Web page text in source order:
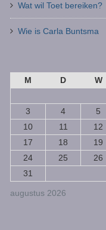
Wat wil Toet bereiken?
Wie is Carla Buntsma
augustus 2026
M D W
3
4 5
10
11 12
17
18 19
24
25 26
31